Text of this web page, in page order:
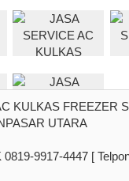
KULKAS FREEZER
UTARA
9917-4447 [